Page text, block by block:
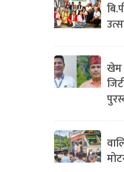
खेम